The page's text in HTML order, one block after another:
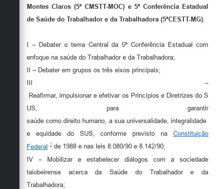
Montes Claros (5ª CMSTT-MOC) e 5ª Conferência Estadual
de Saúde do Trabalhador e da Trabalhadora (5ªCESTT-MG);
I – Debater o tema Central da 5ª Conferência Estadual com
enfoque na saúde do Trabalhador e da Trabalhadora;
II – Debater em grupos os três eixos principais;
III –
Reafirmar, impulsionar e efetivar os Princípios e Diretrizes do S
US, para garantir
saúde como direito humano, a sua universalidade, integralidade
e equidade do SUS, conforme previsto na Constituição
Federal
de 1988 e nas leis 8.080/90 e 8.142/90;
IV – Mobilizar e estabelecer diálogos com a sociedade
taiobeirense acerca da Saúde do Trabalhador e da
Trabalhadora;